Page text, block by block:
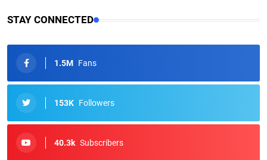
STAY CONNECTED
1.5M Fans
153K Followers
40.3k Subscribers